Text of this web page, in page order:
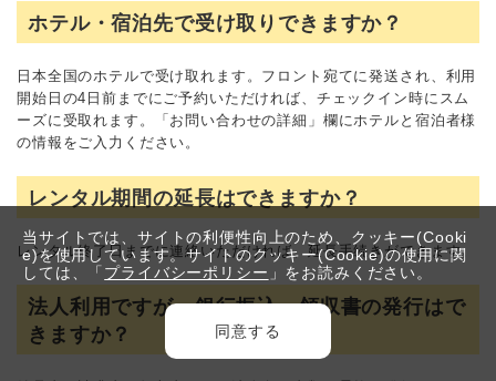
ホテル・宿泊先で受け取りできますか？
日本全国のホテルで受け取れます。フロント宛てに発送され、利用
開始日の4日前までにご予約いただければ、チェックイン時にスム
ーズに受取れます。「お問い合わせの詳細」欄にホテルと宿泊者様
の情報をご入力ください。
レンタル期間の延長はできますか？
レンタル終了日までに連絡いただければ、延長手続きができます。
法人利用ですが、銀行振込・領収書の発行はで
きますか？
当サイトでは、サイトの利便性向上のため、クッキー(Cooki
e)を使用しています。サイトのクッキー(Cookie)の使用に関
しては、「 プライバシーポリシー 」をお読みください。
同意する